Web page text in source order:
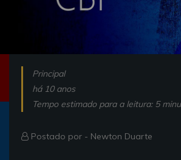
Principal
há 10 anos
Tempo estimado para a leitura: 5
Postado por - Newton Duarte